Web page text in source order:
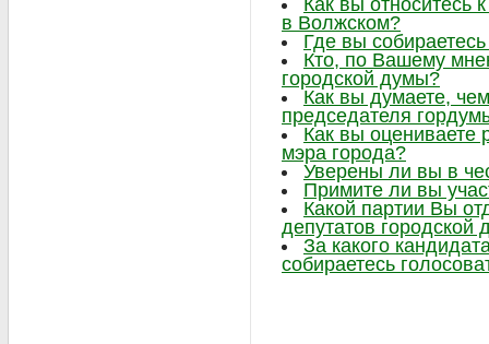
Как вы относитесь
в Волжском?
Где вы
Кто, по Вашему
городской думы?
Как вы думаете,
председателя
Как вы оцениваете
мэра города?
Уверены ли вы в
Примите ли вы
Какой партии Вы
депутатов городской
За какого
собираетесь